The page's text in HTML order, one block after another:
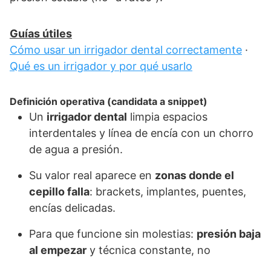
Guías útiles
Cómo usar un irrigador dental correctamente ·
Qué es un irrigador y por qué usarlo
Definición operativa (candidata a snippet)
Un irrigador dental limpia espacios
interdentales y línea de encía con un chorro
de agua a presión.
Su valor real aparece en zonas donde el
cepillo falla: brackets, implantes, puentes,
encías delicadas.
Para que funcione sin molestias: presión baja
al empezar y técnica constante, no